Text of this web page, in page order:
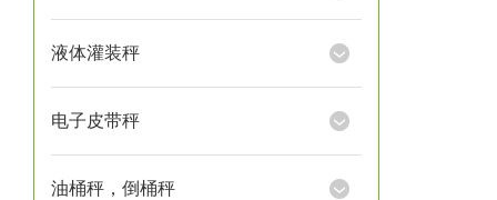
液体灌装秤
电子皮带秤
油桶秤，倒桶秤